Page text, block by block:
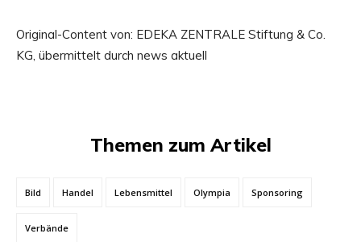
Original-Content von: EDEKA ZENTRALE Stiftung & Co.
KG, übermittelt durch news aktuell
Themen zum Artikel
Bild Handel Lebensmittel Olympia Sponsoring
Verbände